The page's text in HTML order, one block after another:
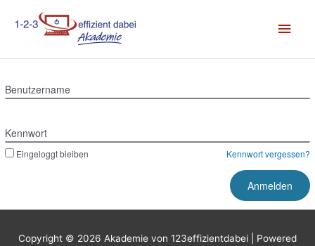
Inhalt
Benutzername
Kennwort
Eingeloggt bleiben Kennwort vergessen?
Copyright © 2026 Akademie von 123effizientdabei | Powered